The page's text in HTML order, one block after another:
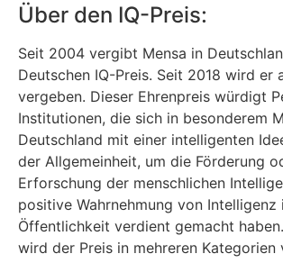
Über den IQ-Preis:
Seit 2004 vergibt Mensa in
Deutschen IQ-Preis. Seit 2018 wird er
vergeben. Dieser Ehrenpreis würdigt
Institutionen, die sich in besonderem
Deutschland mit einer intelligenten
der Allgemeinheit, um die Förderung
Erforschung der menschlichen
positive Wahrnehmung von Intelligenz
Öffentlichkeit verdient gemacht
wird der Preis in mehreren Kategorien